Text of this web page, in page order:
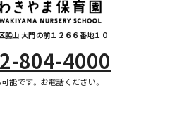
脇山 大門の前１２６６番地１０
804-4000
能です。お電話ください。